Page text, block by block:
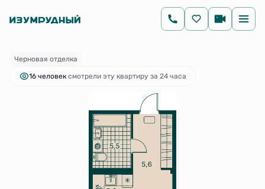
Студия30.7 м 6 294 000 руб.
Ипотека от 11 632 руб.
Черновая отделка
16 человек смотрели эту квартиру за 24 часа